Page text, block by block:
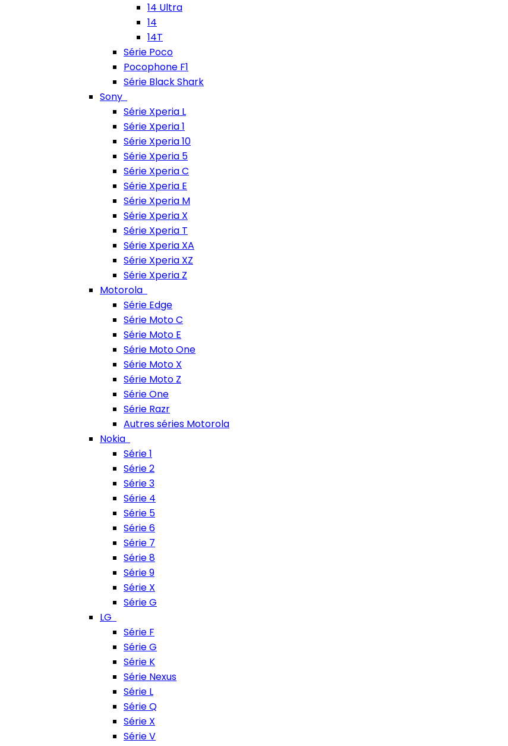
14 Ultra
14
14T
Série Poco
Pocophone F1
Série Black Shark
Sony
Série Xperia L
Série Xperia 1
Série Xperia 10
Série Xperia 5
Série Xperia C
Série Xperia E
Série Xperia M
Série Xperia X
Série Xperia T
Série Xperia XA
Série Xperia XZ
Série Xperia Z
Motorola
Série Edge
Série Moto C
Série Moto E
Série Moto One
Série Moto X
Série Moto Z
Série One
Série Razr
Autres séries Motorola
Nokia
Série 1
Série 2
Série 3
Série 4
Série 5
Série 6
Série 7
Série 8
Série 9
Série X
Série G
LG
Série F
Série G
Série K
Série Nexus
Série L
Série Q
Série X
Série V